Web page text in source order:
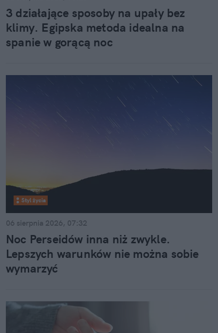
formy pracy, odpoczynku i budowania relacji.
3 działające sposoby na upały bez
klimy. Egipska metoda idealna na
spanie w gorącą noc
Styl życia
06 sierpnia 2026, 07:32
Noc Perseidów inna niż zwykle.
Lepszych warunków nie można sobie
wymarzyć